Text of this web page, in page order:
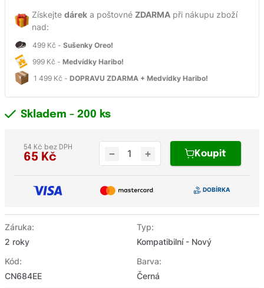
Získejte dárek a poštovné ZDARMA při nákupu zboží
nad:
499 Kč - Sušenky Oreo!
999 Kč - Medvídky Haribo!
1 499 Kč - DOPRAVU ZDARMA + Medvídky Haribo!
Záruka:
2 roky
Typ:
Kompatibilní - Nový
Kód:
CN684EE
Barva:
Černá
Skladem - 200 ks
65 Kč
54 Kč bez DPH
Koupit